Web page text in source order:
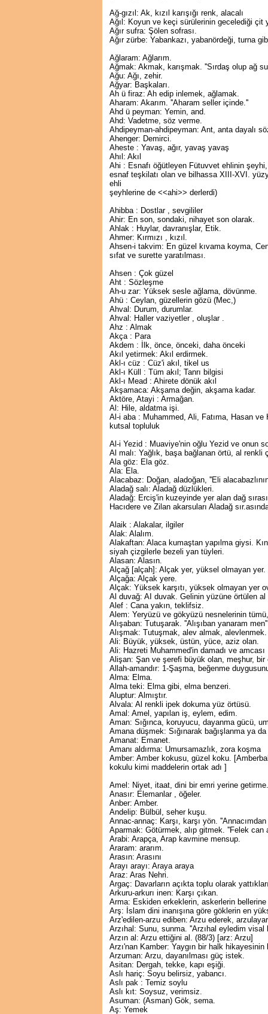
Ağ-gızıl: Ak, kızıl karışığı renk, alacalı
Ağıl: Koyun ve keçi sürülerinin gecelediği çit
Ağır sufra: Şölen sofrası.
Ağır zürbe: Yabankazı, yabanördeği, turna
Ağlaram: Ağlarım.
Ağmak: Akmak, karışmak. ''Sırdaş olup ağ
Ağu: Ağı, zehir.
Ağyar: Başkaları.
Ah ü firaz: Ah edip inlemek, ağlamak.
Aharam: Akarım. ''Aharam seller içinde.''
Ahd ü peyman: Yemin, and.
Ahd: Vadetme, söz verme.
Ahdipeyman-ahdipeyman: Ant, anta dayalı
Ahenger: Demirci.
Aheste : Yavaş, ağır, yavaş yavaş
Ahıl: Akıl
Ahi : Esnafı öğütleyen Fütuvvet ehlinin
esnaf teşkilatı olan ve bilhassa XIII-XVI.
ehli
şeyhlerine de <<ahi>> derlerdi)
Ahibba : Dostlar , sevgililer
Ahir: En son, sondaki, nihayet son olarak.
Ahlak : Huylar, davranışlar, Etik.
Ahmer: Kırmızı , kızıl.
Ahsen-i takvim: En güzel kıvama koyma,
sıfat ve surette yaratılması.
Ahsen : Çok güzel
Aht : Sözleşme
Ah-u zar: Yüksek sesle ağlama, dövünme.
Ahü : Ceylan, güzellerin gözü (Mec,)
Ahval: Durum, durumlar.
Ahval: Haller vaziyetler , oluşlar .
Ahz : Almak
Akça : Para
Akdem : İlk, önce, önceki, daha önceki
Akıl yetirmek: Akıl erdirmek.
Akl-ı cüz : Cüz'i akıl, tikel us
Akl-ı Küll : Tüm akıl; Tanrı bilgisi
Akl-ı Mead : Ahirete dönük akıl
Akşamaca: Akşama değin, akşama kadar.
Aktöre, Atayi : Armağan.
Al: Hile, aldatma işi.
Al-i aba : Muhammed, Ali, Fatıma, Hasan ve
kutsal topluluk
Al-i Yezid : Muaviye'nin oğlu Yezid ve onun
Al malı: Yağlık, başa bağlanan örtü, al renkli
Ala göz: Ela göz.
Ala: Ela.
Alacabaz: Doğan, aladoğan, ''Eli
Aladağ salı: Aladağ düzlükleri.
Aladağ: Erciş'in kuzeyinde yer alan dağ
Hacıdere ve Zilan akarsuları Aladağ
Alaik : Alakalar, ilgiler
Alak: Alalım.
Alakaftan: Alaca kumaştan yapılma giysi.
siyah çizgilerle bezeli yan tüyleri.
Alasan: Alasın.
Alçağ [alçah]: Alçak yer, yüksel olmayan yer.
Alçağa: Alçak yere.
Alçak: Yüksek karşıtı, yüksek olmayan yer
Al duvağ: AI duvak. Gelinin yüzüne örtülen
Alef : Cana yakın, teklifsiz.
Alem: Yeryüzü ve gökyüzü nesnelerinin
Alışaban: Tutuşarak. ''Alışıban yanaram men''
Alışmak: Tutuşmak, alev almak, alevlenmek.
Ali: Büyük, yüksek, üstün, yüce, aziz olan.
Ali: Hazreti Muhammed'in damadı ve
Alişan: Şan ve şerefi büyük olan, meşhur, bir
Allah-amandır: 1-Şaşma, beğenme
Alma: Elma.
Alma teki: Elma gibi, elma benzeri.
Aluptur: Almıştır.
Alvala: Al renkli ipek dokuma yüz örtüsü.
Amal: Amel, yapılan iş, eylem, edim.
Aman: Sığınca, koruyucu, dayanma gücü,
Amana düşmek: Sığınarak bağışlanma ya
Amanat: Emanet.
Amanı aldırma: Umursamazlık, zora koşma
Amber: Amber kokusu, güzel koku.
kokulu kimi maddelerin ortak adı ]
Amel: Niyet, itaat, dini bir emri yerine
Anasır: Elemanlar , öğeler.
Anber: Amber.
Andelip: Bülbül, seher kuşu.
Annac-annaç: Karşı, karşı yön.
Aparmak: Götürmek, alıp gitmek. ''Felek can
Arabi: Arapça, Arap kavmine mensup.
Araram: ararım.
Arasın: Arasını
Arayı arayı: Araya araya
Araz: Aras Nehri.
Argaç: Davarların açıkta toplu olarak
Arkuru-arkurı inen: Karşı çıkan.
Arma: Eskiden erkeklerin, askerlerin bellerine
Arş: İslam dini inanışına göre göklerin en
Arz'edilen-arzu ediben: Arzu ederek,
Arzıhal: Sunu, sunma. ''Arzıhal eyledim visal
Arzın al: Arzu ettiğini al. (88/3) [arz: Arzu]
Arzı'nan Kamber: Yaygın bir halk hikayesinin
Arzuman: Arzu, dayanılması güç istek.
Asitan: Dergah, tekke, kapı eşiği.
Aslı hariç: Soyu belirsiz, yabancı.
Aslı pak : Temiz soylu
Aslı kıt: Soysuz, verimsiz.
Asuman: (Asman) Gök, sema.
Aş: Yemek